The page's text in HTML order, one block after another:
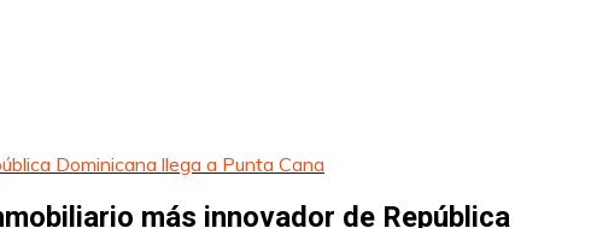
Dominicana llega a Punta Cana
más innovador de República